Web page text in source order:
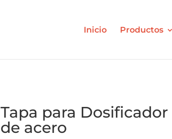
Inicio Productos
Tapa para Dosificador
de acero